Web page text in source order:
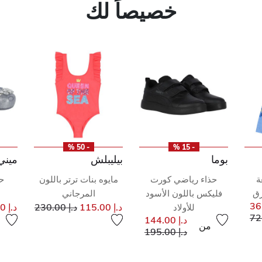
خصيصاً لك
من
إلى
- 15 %
بوما
حذاء رياضي كورت
فليكس باللون الأسود
للأولاد
من
د.إ 144.00
سعر مخفض من
د.إ 195.00 إلى
- 50 %
بيليبلش
مايوه بنات ترتر باللون
المرجاني
د.إ 115.00 سعر مخفض من
د.إ 230.00 إلى د.إ 177.00